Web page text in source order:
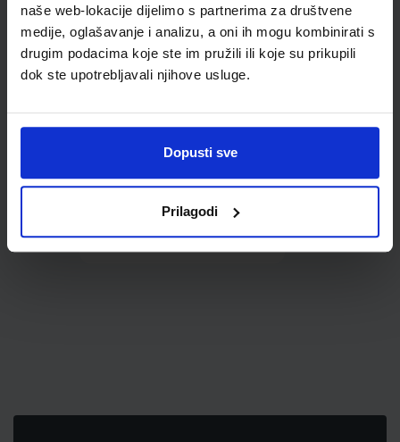
naše web-lokacije dijelimo s partnerima za društvene
medije, oglašavanje i analizu, a oni ih mogu kombinirati s
drugim podacima koje ste im pružili ili koje su prikupili
dok ste upotrebljavali njihove usluge.
Dopusti sve
Prilagodi
0,85 €